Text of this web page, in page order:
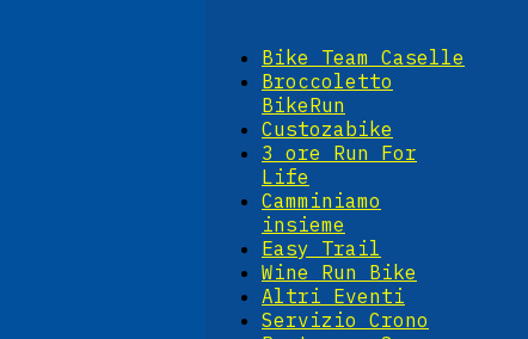
Bike Team Caselle
Broccoletto
BikeRun
Custozabike
3 ore Run For
Life
Camminiamo
insieme
Easy Trail
Wine Run Bike
Altri Eventi
Servizio Crono